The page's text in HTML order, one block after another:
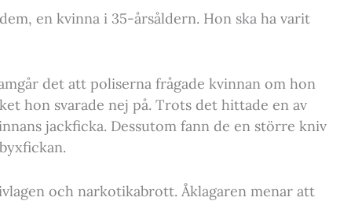
en kvinna i 35-årsåldern. Hon ska ha varit
det att poliserna frågade kvinnan om hon
hon svarade nej på. Trots det hittade en av
jackficka. Dessutom fann de en större kniv
och narkotikabrott. Åklagaren menar att